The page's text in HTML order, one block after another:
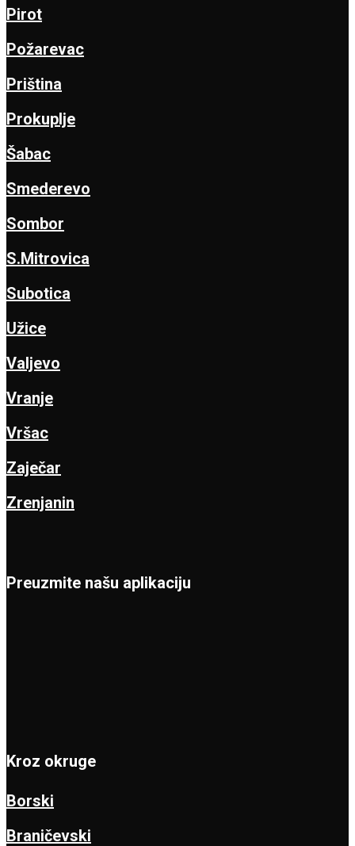
Pirot
Požarevac
Priština
Prokuplje
Šabac
Smederevo
Sombor
S.Mitrovica
Subotica
Užice
Valjevo
Vranje
Vršac
Zaječar
Zrenjanin
Preuzmite našu aplikaciju
Kroz okruge
Borski
Braničevski